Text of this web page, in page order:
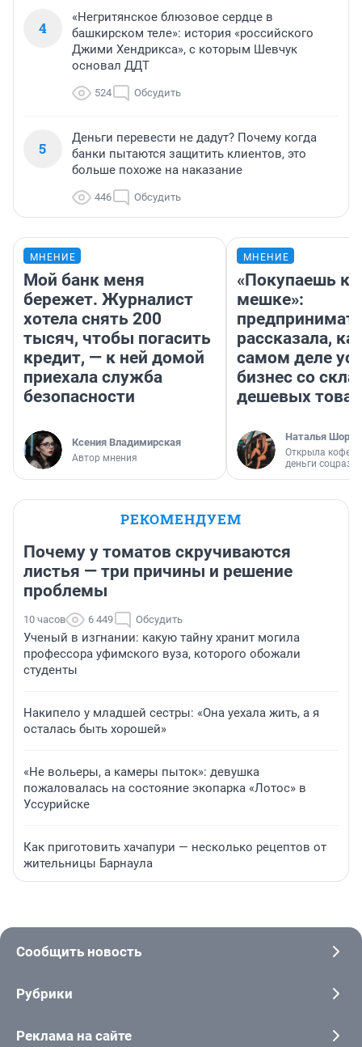
4
«Негритянское блюзовое сердце в
башкирском теле»: история «российского
Джими Хендрикса», с которым Шевчук
основал ДДТ
524 Обсудить
5
Деньги перевести не дадут? Почему когда
банки пытаются защитить клиентов, это
больше похоже на наказание
446 Обсудить
МНЕНИЕ
Мой банк меня
бережет. Журналист
хотела снять 200
тысяч, чтобы погасить
кредит, — к ней домой
приехала служба
безопасности
Ксения Владимирская
Автор мнения
МНЕНИЕ
«Покупаешь
мешке»:
рассказала,
самом деле
бизнес со
дешевых
Наталья
Открыла
деньги
РЕКОМЕНДУЕМ
Почему у томатов скручиваются
листья — три причины и решение
проблемы
10 часов 6 449 Обсудить
Ученый в изгнании: какую тайну хранит могила
профессора уфимского вуза, которого обожали
студенты
Накипело у младшей сестры: «Она уехала жить, а я
осталась быть хорошей»
«Не вольеры, а камеры пыток»: девушка
пожаловалась на состояние экопарка «Лотос» в
Уссурийске
Как приготовить хачапури — несколько рецептов от
жительницы Барнаула
Сообщить новость
Рубрики
Реклама на сайте